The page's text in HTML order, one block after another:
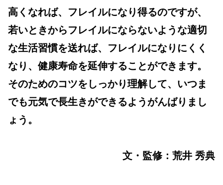
高くなれば、フレイルになり得るのですが、
若いときからフレイルにならないような適切
な生活習慣を送れば、フレイルになりにくく
なり、健康寿命を延伸することができます。
そのためのコツをしっかり理解して、いつま
でも元気で長生きができるようがんばりまし
ょう。
文・監修：荒井 秀典